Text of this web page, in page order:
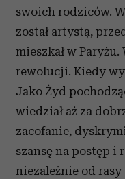
swoich rodziców.
został artystą,
mieszkał w
rewolucji. Kiedy
Jako Żyd
wiedział aż za
zacofanie,
szansę na postęp
niezależnie od